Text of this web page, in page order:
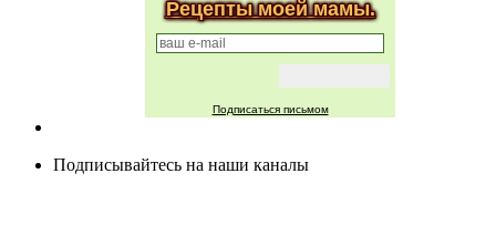
Рецепты моей мамы.
Подписаться письмом
Подписывайтесь на наши каналы